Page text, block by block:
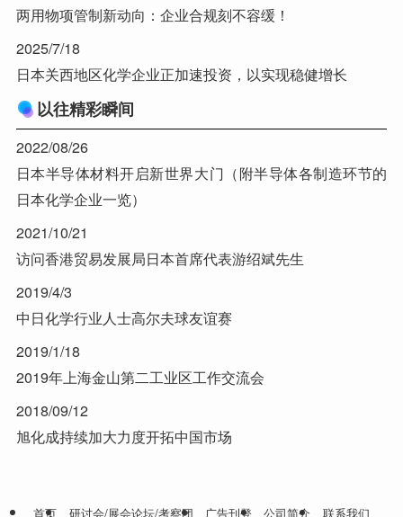
两用物项管制新动向：企业合规刻不容缓！
2025/7/18
日本关西地区化学企业正加速投资，以实现稳健增长
以往精彩瞬间
2022/08/26
日本半导体材料开启新世界大门（附半导体各制造环节的
日本化学企业一览）
2021/10/21
访问香港贸易发展局日本首席代表游绍斌先生
2019/4/3
中日化学行业人士高尔夫球友谊赛
2019/1/18
2019年上海金山第二工业区工作交流会
2018/09/12
旭化成持续加大力度开拓中国市场
首页 研讨会/展会论坛/考察团 广告刊登 公司简介 联系我们